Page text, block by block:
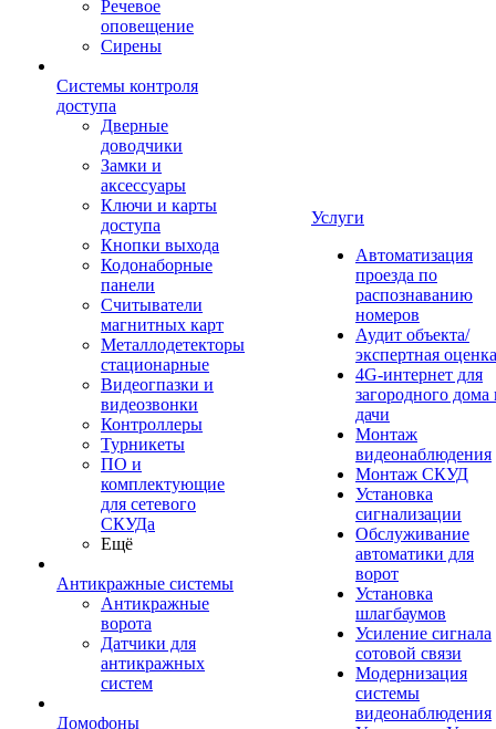
Речевое
оповещение
Сирены
Системы контроля
доступа
Дверные
доводчики
Замки и
аксессуары
Ключи и карты
доступа
Кнопки выхода
Кодонаборные
панели
Считыватели
магнитных карт
Металлодетекторы
стационарные
Видеогпазки и
видеозвонки
Контроллеры
Турникеты
ПО и
комплектующие
для сетевого
СКУДа
Ещё
Антикражные системы
Антикражные
ворота
Датчики для
антикражных
систем
Домофоны
Услуги
Автоматизация
проезда по
распознаванию
номеров
Аудит объекта/
экспертная оценка
4G-интернет для
загородного дома
дачи
Монтаж
видеонаблюдения
Монтаж СКУД
Установка
сигнализации
Обслуживание
автоматики для
ворот
Установка
шлагбаумов
Усиление сигнала
сотовой связи
Модернизация
системы
видеонаблюдения